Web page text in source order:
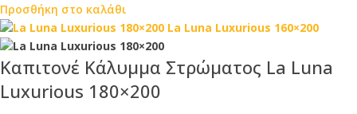
Προσθήκη στο καλάθι
Καπιτονέ Κάλυμμα Στρώματος La Luna
Luxurious 180×200